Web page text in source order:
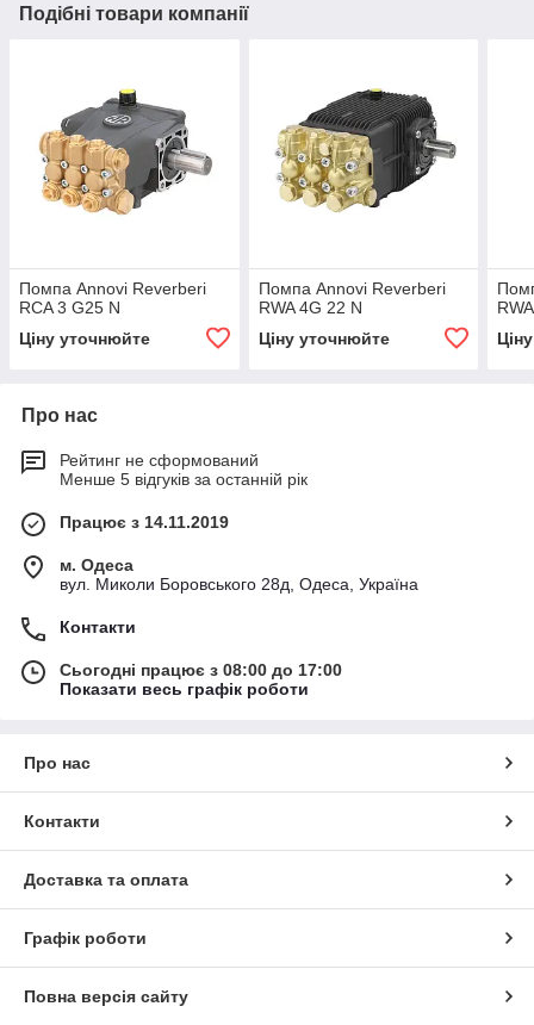
Подібні товари компанії
Помпа Annovi Reverberi
RCA 3 G25 N
Ціну уточнюйте
Помпа Annovi Reverberi
RWA 4G 22 N
Ціну уточнюйте
Про нас
Рейтинг не сформований
Менше 5 відгуків за останній рік
Працює з 14.11.2019
м. Одеса
вул. Миколи Боровського 28д, Одеса, Україна
Контакти
Сьогодні працює з 08:00 до 17:00
Показати весь графік роботи
Про нас
Контакти
Доставка та оплата
Графік роботи
Повна версія сайту